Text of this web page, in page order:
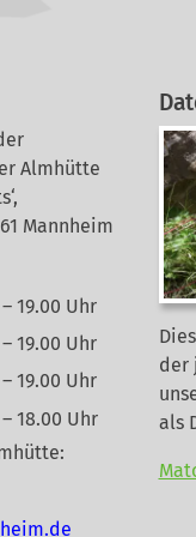
Almhütte
Mannheim
– 19.00 Uhr
– 19.00 Uhr
– 19.00 Uhr
– 18.00 Uhr
ed.mi
der
als